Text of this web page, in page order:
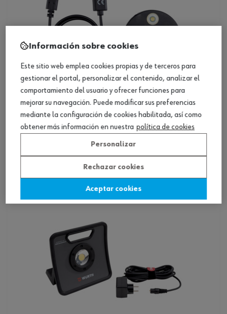
Luz de trabajo LED inalámbrica con pinza
Información sobre cookies
Este sitio web emplea cookies propias y de terceros para
gestionar el portal, personalizar el contenido, analizar el
comportamiento del usuario y ofrecer funciones para
mejorar su navegación. Puede modificar sus preferencias
mediante la configuración de cookies habilitada, así como
obtener más información en nuestra política de cookies
Personalizar
Rechazar cookies
Aceptar cookies